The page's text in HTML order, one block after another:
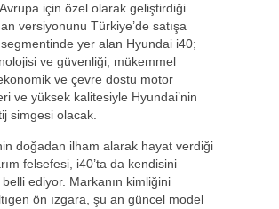
için özel olarak geliştirdiği
versiyonunu Türkiye’de satışa
yer alan Hyundai i40;
ve güvenliği, mükemmel
ve çevre dostu motor
ve yüksek kalitesiyle Hyundai’nin
simgesi olacak.
doğadan ilham alarak hayat verdiği
felsefesi, i40’ta da kendisini
belli ediyor. Markanın kimliğini
ön ızgara, şu an güncel model